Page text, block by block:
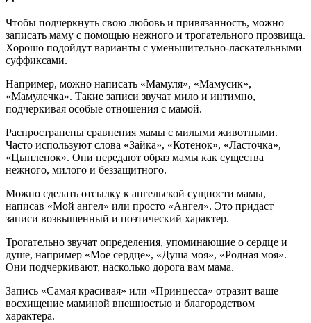
Чтобы подчеркнуть свою любовь и привязанность, можно
записать маму с помощью нежного и трогательного прозвища.
Хорошо подойдут варианты с уменьшительно-ласкательными
суффиксами.
Например, можно написать «Мамуля», «Мамусик»,
«Мамулечка». Такие записи звучат мило и интимно,
подчеркивая особые отношения с мамой.
Распространены сравнения мамы с милыми животными.
Часто используют слова «Зайка», «Котенок», «Ласточка»,
«Цыпленок». Они передают образ мамы как существа
нежного, милого и беззащитного.
Можно сделать отсылку к ангельской сущности мамы,
написав «Мой ангел» или просто «Ангел». Это придаст
записи возвышенный и поэтический характер.
Трогательно звучат определения, упоминающие о сердце и
душе, например «Мое сердце», «Душа моя», «Родная моя».
Они подчеркивают, насколько дорога вам мама.
Запись «Самая красивая» или «Принцесса» отразит ваше
восхищение маминой внешностью и благородством
характера.